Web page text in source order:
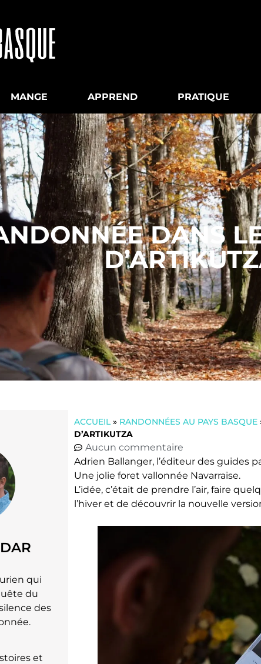
MANGE APPREND PRATIQUE
DANS
qui
du
des
et
ACCUEIL» RANDONNÉES AU PAYS BASQUE
D’ARTIKUTZA
Aucun commentaire
Adrien Ballanger, l’éditeur des guides
Une jolie foret vallonnée Navarraise.
L’idée, c’était de prendre l’air, faire
l’hiver et de découvrir la nouvelle